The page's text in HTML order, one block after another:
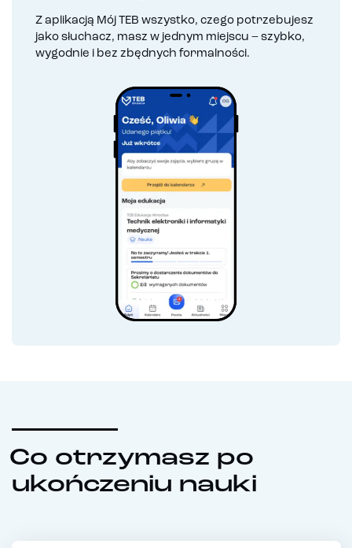
Z aplikacją Mój TEB wszystko, czego potrzebujesz
jako słuchacz, masz w jednym miejscu – szybko,
wygodnie i bez zbędnych formalności.
Co otrzymasz po
ukończeniu nauki